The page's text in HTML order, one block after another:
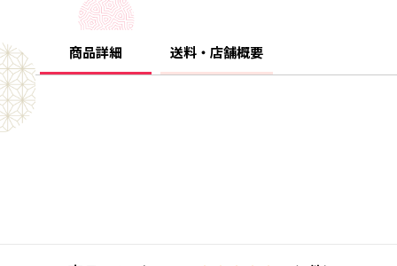
商品詳細 送料・店舗概要